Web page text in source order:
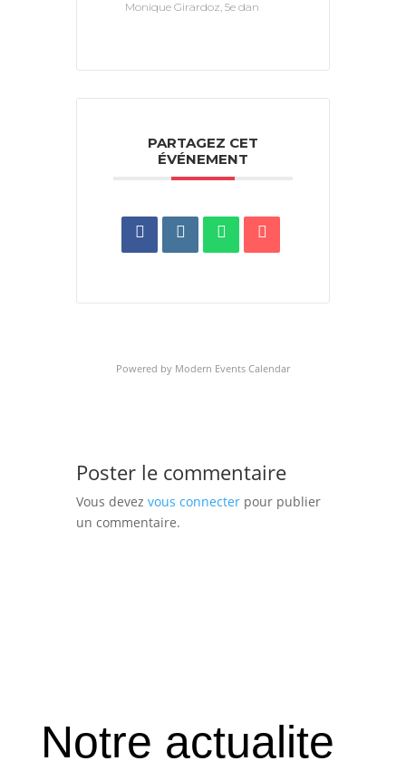
Monique Girardoz, 5e dan
PARTAGEZ CET
ÉVÉNEMENT
Powered by Modern Events Calendar
Poster le commentaire
Vous devez vous connecter pour publier
un commentaire.
Notre actualite